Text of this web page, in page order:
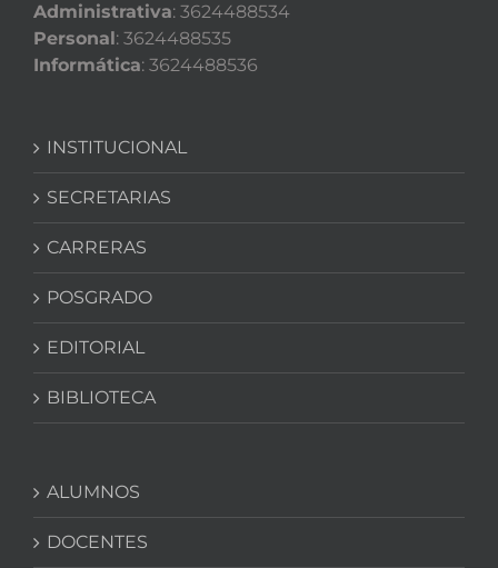
Administrativa: 3624488534
Personal : 3624488535
Informática: 3624488536
INSTITUCIONAL
SECRETARIAS
CARRERAS
POSGRADO
EDITORIAL
BIBLIOTECA
ALUMNOS
DOCENTES